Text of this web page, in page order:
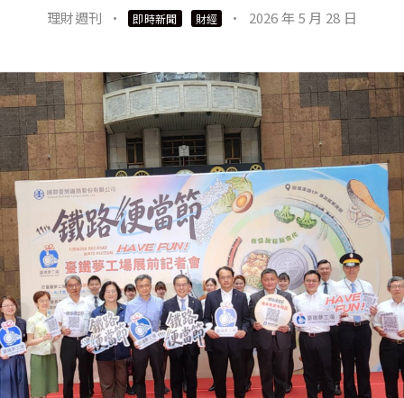
理財週刊 · 即時新聞 財經 · 2026 年 5 月 28 日